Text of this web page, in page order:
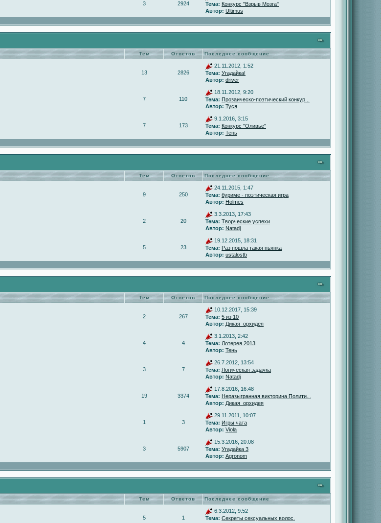
3
2924
Тема: Конкурс "Взрыв Мозга"
Автор: Ultimus
Тем Ответов Последнее сообщение
13 2826
21.11.2012, 1:52
Тема: Угадайка!
Автор: driver
7 110
18.11.2012, 9:20
Тема: Прозаическо-поэтический конкур...
Автор: Туся
7
173
9.1.2016, 3:15
Тема: Конкурс "Оливье"
Автор: Тень
Тем Ответов Последнее сообщение
9 250
24.11.2015, 1:47
Тема: буриме - поэтическая игра
Автор: Holmes
2 20
3.3.2013, 17:43
Тема: Творческие успехи
Автор: Natadj
5 23
19.12.2015, 18:31
Тема: Раз пошла такая пьянка
Автор: ustalostb
Тем Ответов Последнее сообщение
2 267
10.12.2017, 15:39
Тема: 5 из 10
Автор: Дикая_орхидея
4 4
3.1.2013, 2:42
Тема: Лотерея 2013
Автор: Тень
3 7
26.7.2012, 13:54
Тема: Логическая задачка
Автор: Natadj
19 3374
17.8.2016, 16:48
Тема: Неразыгранная викторина Полити...
Автор: Дикая_орхидея
1 3
29.11.2011, 10:07
Тема: Игры чата
Автор: Viola
3 5907
15.3.2016, 20:08
Тема: Угадайка 3
Автор: Agronom
Тем Ответов Последнее сообщение
5 1
6.3.2012, 9:52
Тема: Секреты сексуальных волос.